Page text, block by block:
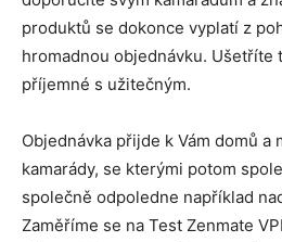
produktů se dokonce vyplatí z
hromadnou objednávku. Ušetříte
příjemné s užitečným.
Objednávka přijde k Vám domů a
kamarády, se kterými potom
společně odpoledne například
Zaměříme se na Test Zenmate